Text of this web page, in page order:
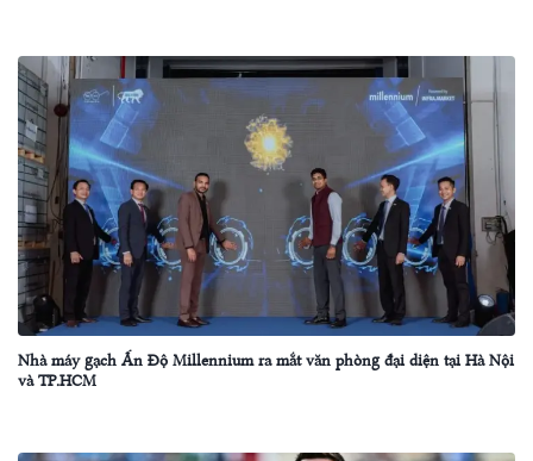
Nhà máy gạch Ấn Độ Millennium ra mắt văn phòng đại diện tại Hà Nội
và TP.HCM